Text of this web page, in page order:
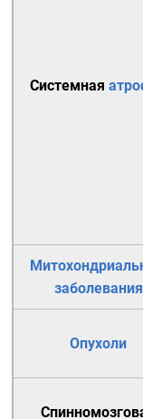
Системная
заболевания
Опухоли